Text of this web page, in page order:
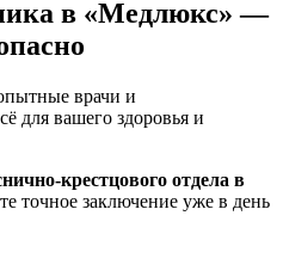
в «Медлюкс» —
врачи и
для вашего здоровья и
крестцового отдела в
точное заключение уже в день